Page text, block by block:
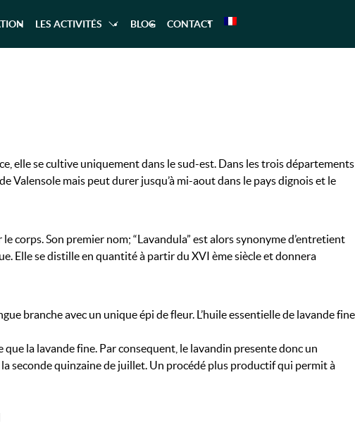
LES GORGES DU VERDON À
LES ACTIVITÉS
RANDONNÉE
BLOG CONTACT
elle se cultive uniquement dans le sud-est. Dans les trois départements
Valensole mais peut durer jusqu’à mi-aout dans le pays dignois et le
corps. Son premier nom; “Lavandula” est alors synonyme d’entretient
Elle se distille en quantité à partir du XVI ème siècle et donnera
branche avec un unique épi de fleur. L’huile essentielle de lavande fine
la lavande fine. Par consequent, le lavandin presente donc un
seconde quinzaine de juillet. Un procédé plus productif qui permit à